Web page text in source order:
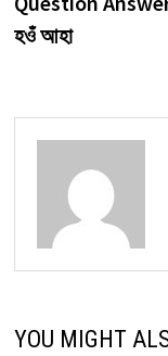
হওঁ আহা
YOU MIGHT